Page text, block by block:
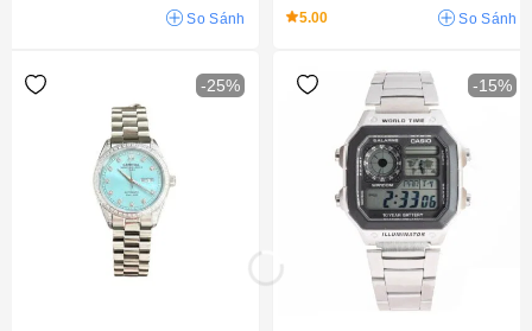
So Sánh 5.00 So Sánh
-25% -15%